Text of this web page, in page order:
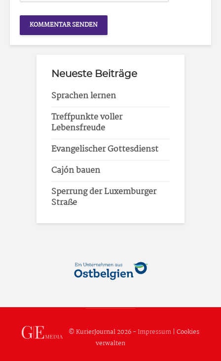
Neueste Beiträge
Sprachen lernen
Treffpunkte voller
Lebensfreude
Evangelischer Gottesdienst
Cajón bauen
Sperrung der Luxemburger
Straße
© KurierJournal 2026 -Impressum| Cookies
verwalten